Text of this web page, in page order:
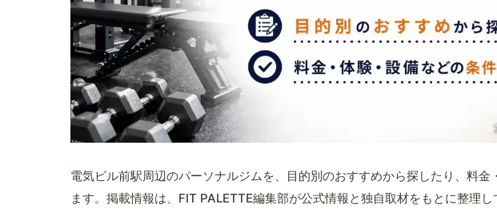
電気ビル前駅周辺のパーソナルジムを、目的別のおすすめから探したり、料
ます。掲載情報は、FIT PALETTE編集部が公式情報と独自取材をもとに整理し